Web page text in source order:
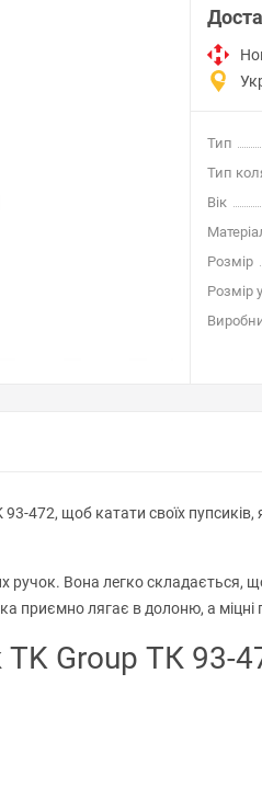
Тип
Тип
Вік
Розмір
Розмір
472, щоб катати своїх
Вона легко складається,
лягає в долоню, а міцні
TK Group ТК 93-